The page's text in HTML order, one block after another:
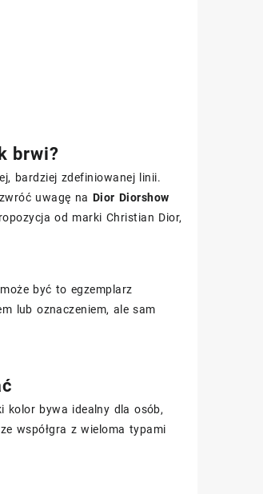
brwi?
bardziej zdefiniowanej linii.
uwagę na Dior Diorshow
od marki Christian Dior,
być to egzemplarz
lub oznaczeniem, ale sam
kolor bywa idealny dla osób,
współgra z wieloma typami